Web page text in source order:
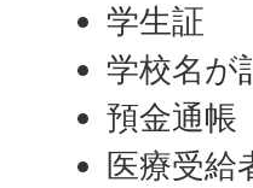
学生証
学校名が
預金通帳
医療受給